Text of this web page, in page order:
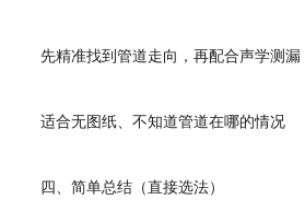
先精准找到管道走向，再配合声学测漏
适合无图纸、不知道管道在哪的情况
四、简单总结（直接选法）